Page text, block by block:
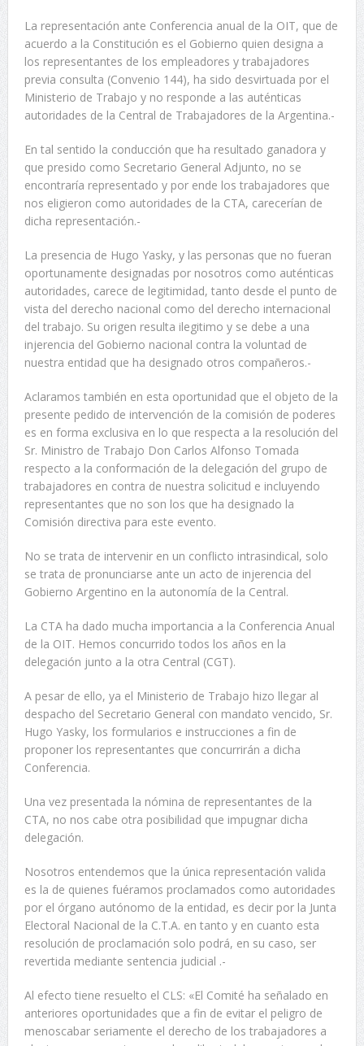
La representación ante Conferencia anual de la OIT, que de
acuerdo a la Constitución es el Gobierno quien designa a
los representantes de los empleadores y trabajadores
previa consulta (Convenio 144), ha sido desvirtuada por el
Ministerio de Trabajo y no responde a las auténticas
autoridades de la Central de Trabajadores de la Argentina.-
En tal sentido la conducción que ha resultado ganadora y
que presido como Secretario General Adjunto, no se
encontraría representado y por ende los trabajadores que
nos eligieron como autoridades de la CTA, carecerían de
dicha representación.-
La presencia de Hugo Yasky, y las personas que no fueran
oportunamente designadas por nosotros como auténticas
autoridades, carece de legitimidad, tanto desde el punto de
vista del derecho nacional como del derecho internacional
del trabajo. Su origen resulta ilegitimo y se debe a una
injerencia del Gobierno nacional contra la voluntad de
nuestra entidad que ha designado otros compañeros.-
Aclaramos también en esta oportunidad que el objeto de la
presente pedido de intervención de la comisión de poderes
es en forma exclusiva en lo que respecta a la resolución del
Sr. Ministro de Trabajo Don Carlos Alfonso Tomada
respecto a la conformación de la delegación del grupo de
trabajadores en contra de nuestra solicitud e incluyendo
representantes que no son los que ha designado la
Comisión directiva para este evento.
No se trata de intervenir en un conflicto intrasindical, solo
se trata de pronunciarse ante un acto de injerencia del
Gobierno Argentino en la autonomía de la Central.
La CTA ha dado mucha importancia a la Conferencia Anual
de la OIT. Hemos concurrido todos los años en la
delegación junto a la otra Central (CGT).
A pesar de ello, ya el Ministerio de Trabajo hizo llegar al
despacho del Secretario General con mandato vencido, Sr.
Hugo Yasky, los formularios e instrucciones a fin de
proponer los representantes que concurrirán a dicha
Conferencia.
Una vez presentada la nómina de representantes de la
CTA, no nos cabe otra posibilidad que impugnar dicha
delegación.
Nosotros entendemos que la única representación valida
es la de quienes fuéramos proclamados como autoridades
por el órgano autónomo de la entidad, es decir por la Junta
Electoral Nacional de la C.T.A. en tanto y en cuanto esta
resolución de proclamación solo podrá, en su caso, ser
revertida mediante sentencia judicial .-
Al efecto tiene resuelto el CLS: «El Comité ha señalado en
anteriores oportunidades que a fin de evitar el peligro de
menoscabar seriamente el derecho de los trabajadores a